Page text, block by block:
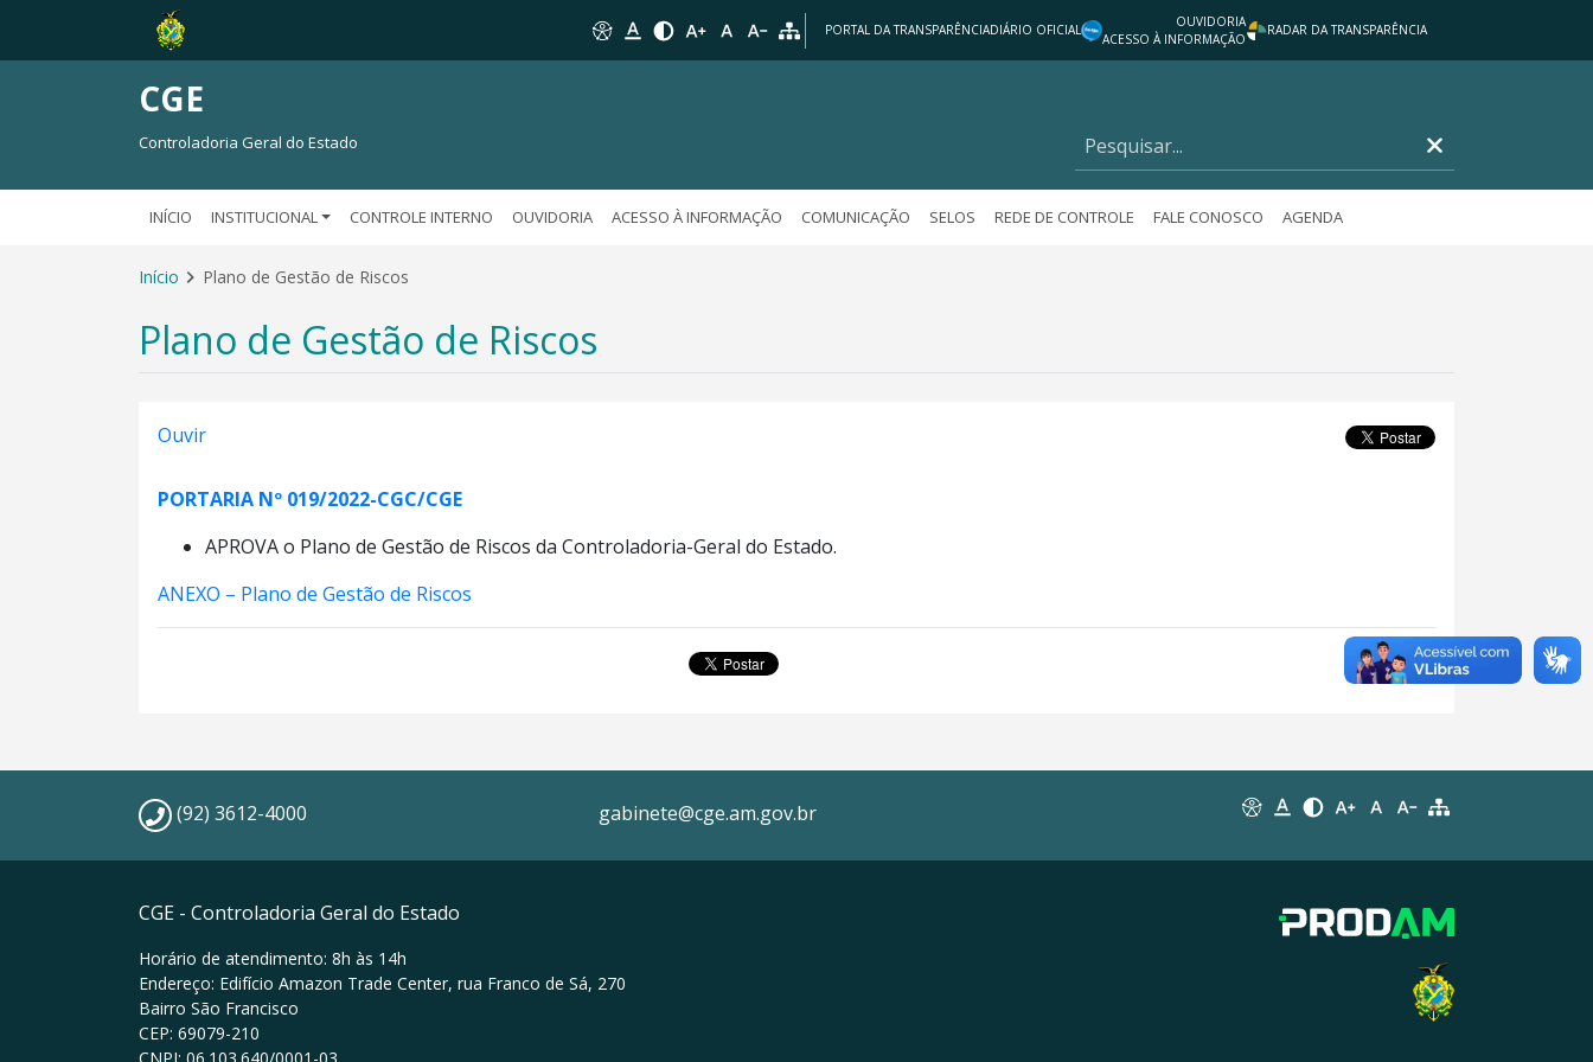
PORTAL DA TRANSPARÊNCIADIÁRIO OFICIAL
OUVIDORIA
ACESSO À INFORMAÇÃO
RADAR DA TRANSPARÊNCIA
CGE
Controladoria Geral do Estado
INÍCIO INSTITUCIONAL CONTROLE INTERNO OUVIDORIA ACESSO À INFORMAÇÃO COMUNICAÇÃO SELOS REDE DE CONTROLE FALE CONOSCO AGENDA
Início Plano de Gestão de Riscos
Plano de Gestão de Riscos
Ouvir
PORTARIA Nº 019/2022-CGC/CGE
APROVA o Plano de Gestão de Riscos da Controladoria-Geral do Estado.
ANEXO – Plano de Gestão de Riscos
(92) 3612-4000 gabinete@cge.am.gov.br
CGE - Controladoria Geral do Estado
Horário de atendimento: 8h às 14h
Endereço: Edifício Amazon Trade Center, rua Franco de Sá, 270
Bairro São Francisco
CEP: 69079-210